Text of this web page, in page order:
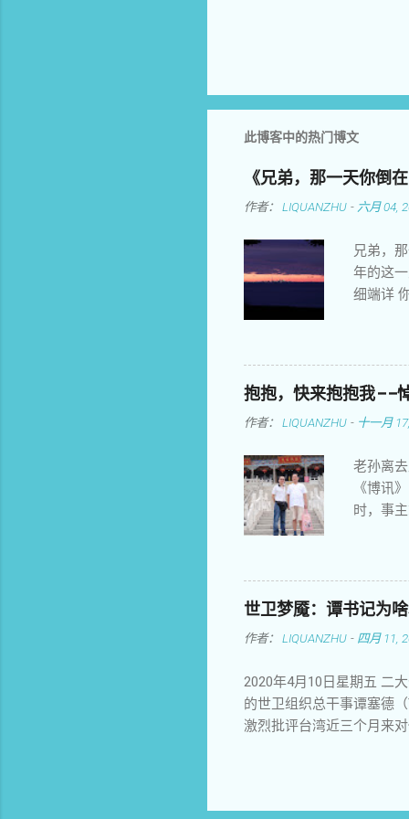
此博客中的热门博文
《兄弟，那一天你倒
作者： LIQUANZHU - 六月 04,
兄弟，
年的这
细端详
豺狼 屠
怕他们
白制造
你呼唤
的灵魂
凝聚了
抱抱，快来抱抱我——
作者： LIQUANZHU - 十一月
老孙离
《博讯
时，事
老孙那
老孙的
电话号
饭，并
客。这
们夫妻
世卫梦魇：谭书记为
作者： LIQUANZHU - 四月 11,
2020年4月10日星期五 二
的世卫组织总干事谭塞德
激烈批评台湾近三个月来
却偏袒中国，以"中国为中